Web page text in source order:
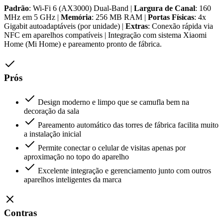
Padrão: Wi-Fi 6 (AX3000) Dual-Band | Largura de Canal: 160
MHz em 5 GHz | Memória: 256 MB RAM | Portas Físicas: 4x
Gigabit autoadaptáveis (por unidade) | Extras: Conexão rápida via
NFC em aparelhos compatíveis | Integração com sistema Xiaomi
Home (Mi Home) e pareamento pronto de fábrica.
Prós
Design moderno e limpo que se camufla bem na
decoração da sala
Pareamento automático das torres de fábrica facilita muito
a instalação inicial
Permite conectar o celular de visitas apenas por
aproximação no topo do aparelho
Excelente integração e gerenciamento junto com outros
aparelhos inteligentes da marca
Contras